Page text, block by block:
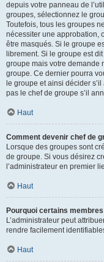
depuis votre panneau de
groupes, sélectionnez le
Toutefois, tous les groupes
nécessiter une approbation,
être masqués. Si le groupe
librement. Si le groupe est
groupe mais votre demande
groupe. Ce dernier pourra
le groupe et ainsi décider
pas le chef de groupe s’il
Haut
Comment devenir chef de
Lorsque des groupes sont
de groupe. Si vous désirez
l’administrateur en premier
Haut
Pourquoi certains
L’administrateur peut
rendre facilement
Haut